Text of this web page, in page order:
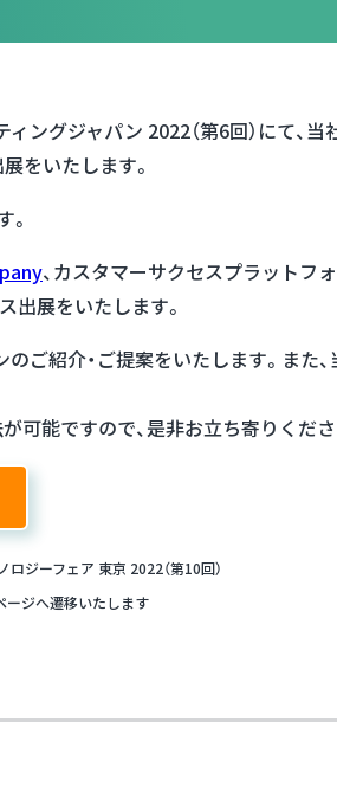
ングジャパン 2022（第6回）にて、当
をいたします。
、カスタマーサクセスプラットフ
出展をいたします。
ご紹介・ご提案をいたします。また
可能ですので、是非お立ち寄りくださ
ジーフェア 東京 2022（第10回）
ージへ遷移いたします